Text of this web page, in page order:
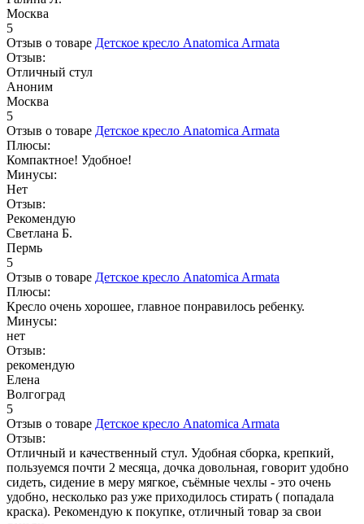
Москва
5
Отзыв о товаре Детское кресло Anatomica Armata
Отзыв:
Отличный стул
Аноним
Москва
5
Отзыв о товаре Детское кресло Anatomica Armata
Плюсы:
Компактное! Удобное!
Минусы:
Нет
Отзыв:
Рекомендую
Светлана Б.
Пермь
5
Отзыв о товаре Детское кресло Anatomica Armata
Плюсы:
Кресло очень хорошее, главное понравилось ребенку.
Минусы:
нет
Отзыв:
рекомендую
Елена
Волгоград
5
Отзыв о товаре Детское кресло Anatomica Armata
Отзыв:
Отличный и качественный стул. Удобная сборка, крепкий,
пользуемся почти 2 месяца, дочка довольная, говорит удобно
сидеть, сидение в меру мягкое, съёмные чехлы - это очень
удобно, несколько раз уже приходилось стирать ( попадала
краска). Рекомендую к покупке, отличный товар за свои